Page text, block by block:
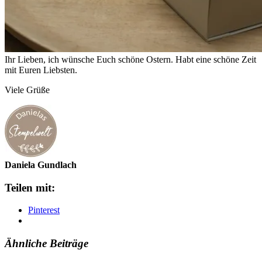
Ihr Lieben, ich wünsche Euch schöne Ostern. Habt eine schöne Zeit
mit Euren Liebsten.
Viele Grüße
Daniela Gundlach
Teilen mit:
Pinterest
Ähnliche Beiträge